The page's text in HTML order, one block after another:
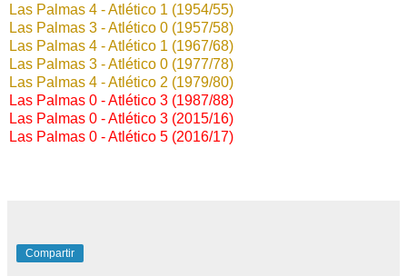
Las Palmas 4 - Atlético 1 (1954/55)
Las Palmas 3 - Atlético 0 (1957/58)
Las Palmas 4 - Atlético 1 (1967/68)
Las Palmas 3 - Atlético 0 (1977/78)
Las Palmas 4 - Atlético 2 (1979/80)
Las Pal mas 0 - Atlético 3 (1987/88)
Las Palmas 0 - Atlético 3 (2015/16)
Las Palmas 0 - Atlético 5 (2016/17)
Compartir